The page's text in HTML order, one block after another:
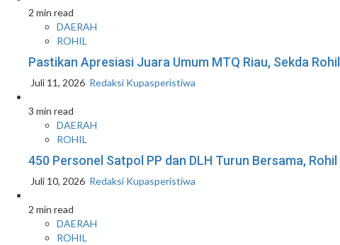
2 min read
DAERAH
ROHIL
Pastikan Apresiasi Juara Umum MTQ Riau, Sekda
Juli 11, 2026 Redaksi Kupasperistiwa
3 min read
DAERAH
ROHIL
450 Personel Satpol PP dan DLH Turun Bersama,
Juli 10, 2026 Redaksi Kupasperistiwa
2 min read
DAERAH
ROHIL